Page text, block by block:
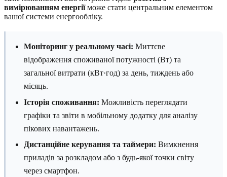
вимірюванням енергіїможе стати центральним елементом
вашої системи енергообліку.
Моніторинг у реальному часі: Миттєве
відображення споживаної потужності (Вт) та
загальної витрати (кВт·год) за день, тиждень або
місяць.
Історія споживання: Можливість переглядати
графіки та звіти в мобільному додатку для аналізу
пікових навантажень.
Дистанційне керування та таймери: Вимкнення
приладів за розкладом або з будь-якої точки світу
через смартфон.